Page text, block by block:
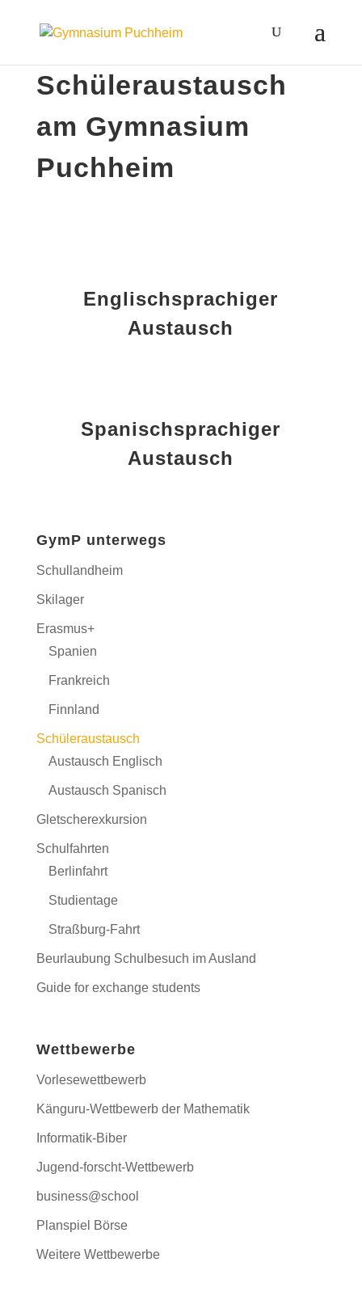
Schüleraustausch
am Gymnasium
Puchheim
Englischsprachiger
Austausch
Spanischsprachiger
Austausch
GymP unterwegs
Schullandheim
Skilager
Erasmus+
Spanien
Frankreich
Finnland
Schüleraustausch
Austausch Englisch
Austausch Spanisch
Gletscherexkursion
Schulfahrten
Berlinfahrt
Studientage
Straßburg-Fahrt
Beurlaubung Schulbesuch im Ausland
Guide for exchange students
Wettbewerbe
Vorlesewettbewerb
Känguru-Wettbewerb der Mathematik
Informatik-Biber
Jugend-forscht-Wettbewerb
business@school
Planspiel Börse
Weitere Wettbewerbe